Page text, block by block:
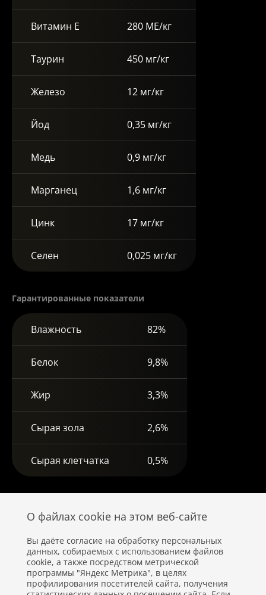
Витамин Е 280 МЕ/кг
Таурин 450 мг/кг
Железо 12 мг/кг
Йод 0,35 мг/кг
Медь 0,9 мг/кг
Марганец 1,6 мг/кг
Цинк 17 мг/кг
Селен 0,025 мг/кг
Гарантированные показатели
Влажность 82%
Белок 9,8%
Жир 3,3%
Сырая зола 2,6%
Сырая клетчатка 0,5%
О файлах cookie на этом веб-сайте
Вы даёте согласие на обработку персональных
данных, собираемых с использованием файлов
cookie, а также посредством метрической
программы "Яндекс Метрика", в целях
профилирования посетителей сайта, получения